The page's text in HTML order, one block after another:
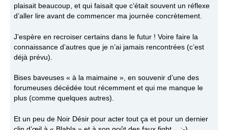
plaisait beaucoup, et qui faisait que c’était souvent un réflexe
d’aller lire avant de commencer ma journée concrètement.
J’espère en recroiser certains dans le futur ! Voire faire la
connaissance d’autres que je n’ai jamais rencontrées (c’est
déjà prévu).
Bises baveuses « à la maimaine », en souvenir d’une des
forumeuses décédée tout récemment et qui me manque le
plus (comme quelques autres).
Et un peu de Noir Désir pour acter tout ça et pour un dernier